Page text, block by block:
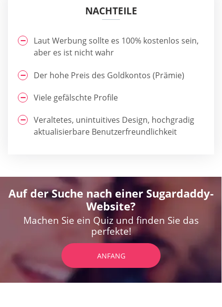
NACHTEILE
Laut Werbung sollte es 100% kostenlos sein,
aber es ist nicht wahr
Der hohe Preis des Goldkontos (Prämie)
Viele gefälschte Profile
Veraltetes, unintuitives Design, hochgradig
aktualisierbare Benutzerfreundlichkeit
Auf der Suche nach einer Sugardaddy-
Website?
Machen Sie ein Quiz und finden Sie das
perfekte!
ANFANG